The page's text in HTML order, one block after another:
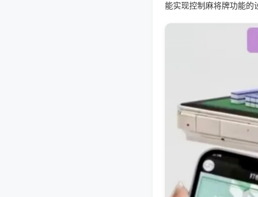
能实现控制麻将牌功能的